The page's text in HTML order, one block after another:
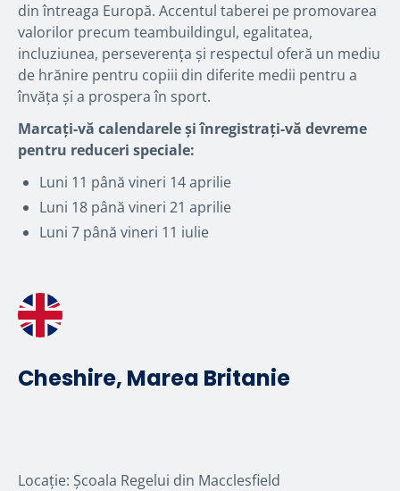
din întreaga Europă. Accentul taberei pe promovarea
valorilor precum teambuildingul, egalitatea,
incluziunea, perseverența și respectul oferă un mediu
de hrănire pentru copiii din diferite medii pentru a
învăța și a prospera în sport.
Marcați-vă calendarele și înregistrați-vă devreme
pentru reduceri speciale:
Luni 11 până vineri 14 aprilie
Luni 18 până vineri 21 aprilie
Luni 7 până vineri 11 iulie
Cheshire, Marea Britanie
Locație: Școala Regelui din Macclesfield